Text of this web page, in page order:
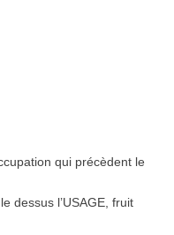
qui précèdent le
dessus l’USAGE, fruit